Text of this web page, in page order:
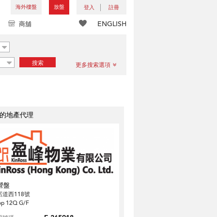
海外樓盤 放盤 登入 註冊
ENGLISH
商舖
搜索 更多搜索選項
地產代理
盤
道西118號
12Q G/F